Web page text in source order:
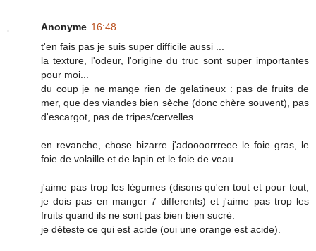
Anonyme 16:48
t'en fais pas je suis super difficile aussi ...
la texture, l'odeur, l'origine du truc sont super importantes
pour moi...
du coup je ne mange rien de gelatineux : pas de fruits de
mer, que des viandes bien sèche (donc chère souvent), pas
d'escargot, pas de tripes/cervelles...
en revanche, chose bizarre j'adoooorrreee le foie gras, le
foie de volaille et de lapin et le foie de veau.
j'aime pas trop les légumes (disons qu'en tout et pour tout,
je dois pas en manger 7 differents) et j'aime pas trop les
fruits quand ils ne sont pas bien bien sucré.
je déteste ce qui est acide (oui une orange est acide).